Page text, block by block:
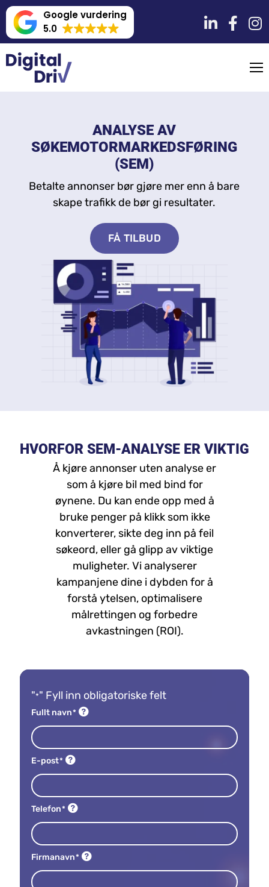
Google vurdering
5.0
ANALYSE AV
SØKEMOTORMARKEDSFØRING
(SEM)
Betalte annonser bør gjøre mer enn å bare
skape trafikk de bør gi resultater.
FÅ TILBUD
HVORFOR SEM-ANALYSE ER VIKTIG
Å kjøre annonser uten analyse er
som å kjøre bil med bind for
øynene. Du kan ende opp med å
bruke penger på klikk som ikke
konverterer, sikte deg inn på feil
søkeord, eller gå glipp av viktige
muligheter. Vi analyserer
kampanjene dine i dybden for å
forstå ytelsen, optimalisere
målrettingen og forbedre
avkastningen (ROI).
"*" Fyll inn obligatoriske felt
Fullt navn*
E-post*
Telefon*
Firmanavn*